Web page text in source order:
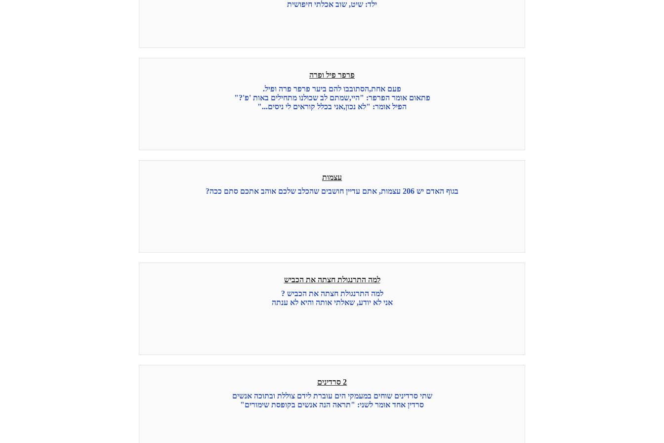
ילד: שיט, שוב אכלתי חיפושית
פרפר פיל ופרה
פעם אחת,הסתובבו להם ביער פרפר פרה ופיל.
פתאום אומר הפרפר: "היי,שמתם לב שכולנו מתחילים באות 'פ'?"
הפיל אומר: "לא נכון,אני בכלל קוראים לי ניסים..."
עצמות
בגוף האדם יש 206 עצמות, אתם עדיין חושבים שהכלב שלכם אוהב אתכם סתם ככה?
למה התרנגולת חצתה את הכביש
למה התרנגולת חצתה את הכביש ?
אני לא יודע, שאלתי אותה והיא לא ענתה
2 סרדינים
שתי סרדינים שוחים במעמקי הים עוברת לידם צוללת ובתוכה אנשים
סרדין אחד אומר לשני: "תראה הנה אנשים בקופסת שימורים"